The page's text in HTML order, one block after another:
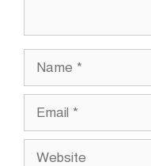
Name
Email
Website